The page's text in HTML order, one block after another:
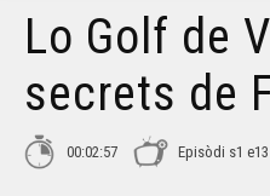
Lo molin fortificat -
L'academia deus
Lo Golf de
secrets de
00:02:57 Episòdi s1 e13